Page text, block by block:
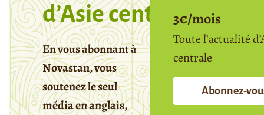
d’Asie centrale
En vous abonnant à
Novastan, vous
soutenez le seul
média en anglais,
3€/mois
Toute l’actualité
centrale
Abonnez-